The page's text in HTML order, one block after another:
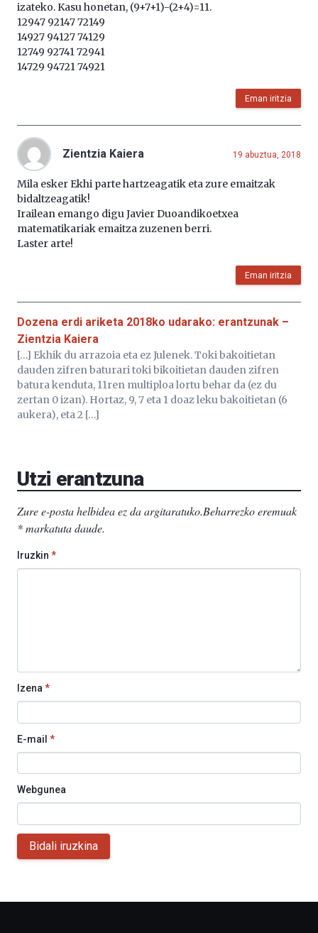
izateko. Kasu honetan, (9+7+1)-(2+4)=11.
12947 92147 72149
14927 94127 74129
12749 92741 72941
14729 94721 74921
Eman iritzia
Zientzia Kaiera 19 abuztua, 2018
Mila esker Ekhi parte hartzeagatik eta zure emaitzak
bidaltzeagatik!
Irailean emango digu Javier Duoandikoetxea
matematikariak emaitza zuzenen berri.
Laster arte!
Eman iritzia
Dozena erdi ariketa 2018ko udarako: erantzunak –
Zientzia Kaiera
[…] Ekhik du arrazoia eta ez Julenek. Toki bakoitietan
dauden zifren baturari toki bikoitietan dauden zifren
batura kenduta, 11ren multiploa lortu behar da (ez du
zertan 0 izan). Hortaz, 9, 7 eta 1 doaz leku bakoitietan (6
aukera), eta 2 […]
Utzi erantzuna
Zure e-posta helbidea ez da argitaratuko.Beharrezko eremuak
*markatuta daude.
Iruzkin *
Izena*
E-mail *
Webgunea
Bidali iruzkina